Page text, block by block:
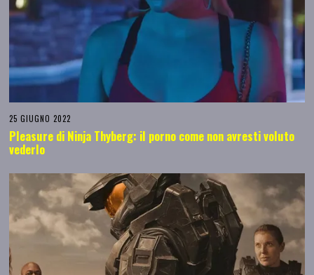
25 GIUGNO 2022
Pleasure di Ninja Thyberg: il porno come non avresti voluto
vederlo